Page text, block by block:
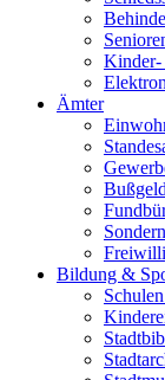
Kinder-
Ämter
Bildung &